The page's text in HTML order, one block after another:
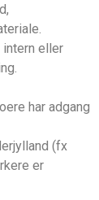
intern eller
har adgang
(fx
er